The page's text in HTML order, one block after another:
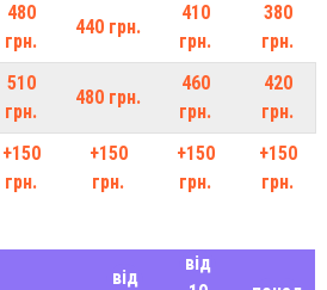
480
грн.
440 грн.
410
грн.
380
грн.
510
грн.
480 грн.
460
грн.
420
грн.
+150
грн.
+150
грн.
+150
грн.
+150
грн.
від
від